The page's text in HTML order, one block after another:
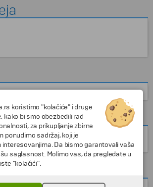
koristimo "kolačiće" i druge
kako bi smo obezbedili rad
za prikupljanje zbirne
ponudimo sadržaj, koji je
Da bismo garantovali vaša
saglasnost. Molimo vas, da pregledate u
"kolačići".